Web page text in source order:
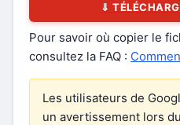
⇓
Pour savoir où copier le
consultez la FAQ :
Les utilisateurs de
un avertissement lors